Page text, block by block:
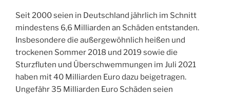
Seit 2000 seien in Deutschland jährlich im Schnitt
mindestens 6,6 Milliarden an Schäden entstanden.
Insbesondere die außergewöhnlich heißen und
trockenen Sommer 2018 und 2019 sowie die
Sturzfluten und Überschwemmungen im Juli 2021
haben mit 40 Milliarden Euro dazu beigetragen.
Ungefähr 35 Milliarden Euro Schäden seien